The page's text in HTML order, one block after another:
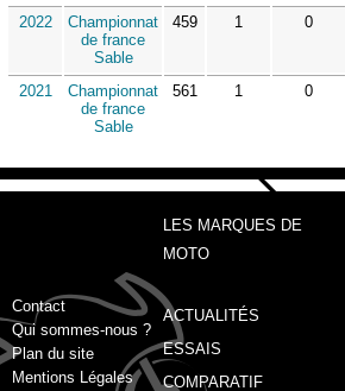
2022
Championnat
de france
Sable
459 1 0
2021
Championnat
de france
Sable
561 1 0
Contact
Qui sommes-nous ?
Plan du site
Mentions Légales
LES MARQUES DE
MOTO
ACTUALITÉS
ESSAIS
COMPARATIF